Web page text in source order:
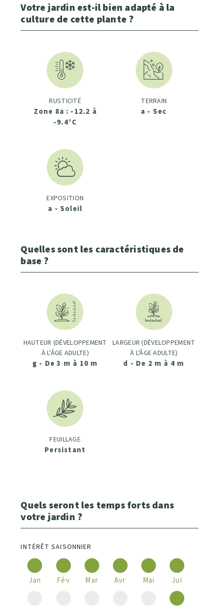
Votre jardin est-il bien adapté à la
culture de cette plante ?
RUSTICITÉ
Zone 8a : -12.2 à
-9.4°C
TERRAIN
a - Sec
EXPOSITION
a - Soleil
Quelles sont les caractéristiques de
base ?
HAUTEUR (DÉVELOPPEMENT
À L'ÂGE ADULTE)
g - De 3 m à 10 m
LARGEUR (DÉVELOPPEMENT
À L'ÂGE ADULTE)
d - De 2 m à 4 m
FEUILLAGE
Persistant
Quels seront les temps forts dans
votre jardin ?
INTÉRÊT SAISONNIER
Jan Fév Mar Avr Mai Jui